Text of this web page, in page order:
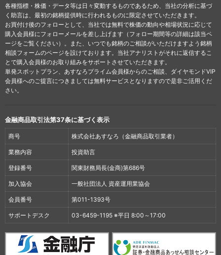
各種指標・株価・データ等は日々変動するものであるため、当社の分析に基づ
く助言は、最初の銘柄提供時に行われるものに限定させていただきます。
お買付け後のフォローとして、当社では無料で株価の動向や相場状況に応じて
購入会員様にフォローメールを差し上げます（フォロー期間等の詳細は該当ペ
ージをご覧ください）。また、いつでも銘柄のご相談がいただけますよう銘柄
相談フォームのページを設けております。当社アナリストがそれに返信するこ
とで購入会員様のお取り組みをサポートさせていただきます。
単発スポットプラン、あすなろプライム会員様からのご相談、ダイヤモンドVIP
会員様へのご提言につきましては無料サービスとなりますので是非ご活用くだ
さい。
金融商品取引法第37条に基づく表示
商号 株式会社あすなろ（金融商品取引業者）
業務内容 投資助言
登録番号 関東財務局長(金商)第686号
加入協会 一般社団法人 資産運用業協会
会員番号 第011-1393号
サポートデスク 03-6459-1195 ※平日 8:00～17:00